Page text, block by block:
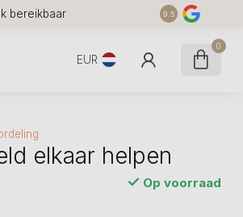
bereikbaar 9.5
EUR
0
elkaar helpen
Op voorraad